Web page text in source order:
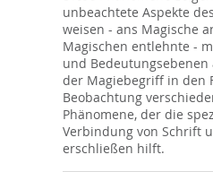
unbeachtete Aspekte
weisen - ans Magische
Magischen entlehnte -
und
der Magiebegriff in den
Beobachtung
Phänomene, der die
Verbindung von Schrift
erschließen hilft.